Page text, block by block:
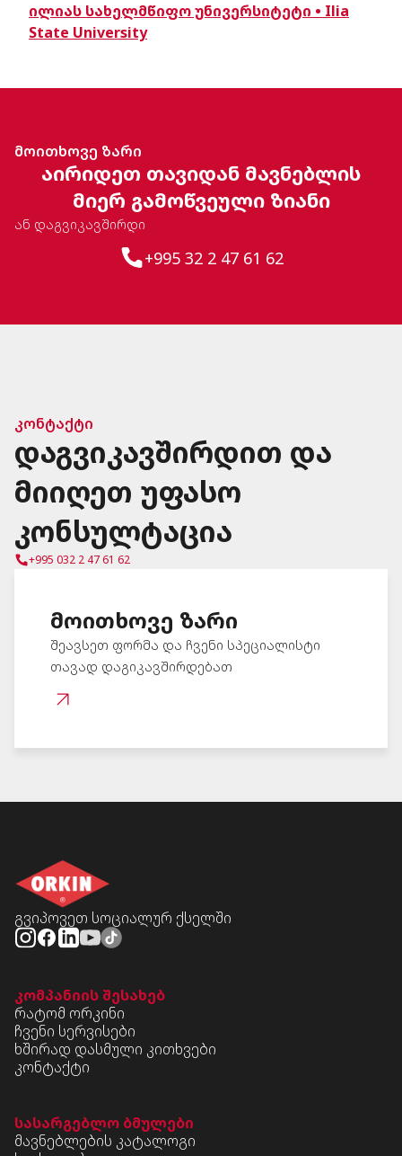
ილიას სახელმწიფო უნივერსიტეტი • Ilia
State University
მოითხოვე ზარი
აირიდეთ თავიდან მავნებლის
მიერ გამოწვეული ზიანი
ან დაგვიკავშირდი
+995 32 2 47 61 62
კონტაქტი
დაგვიკავშირდით და
მიიღეთ უფასო
კონსულტაცია
+995 032 2 47 61 62
მოითხოვე ზარი
შეავსეთ ფორმა და ჩვენი სპეციალისტი
თავად დაგიკავშირდებათ
გვიპოვეთ სოციალურ ქსელში
კომპანიის შესახებ
რატომ ორკინი
ჩვენი სერვისები
ხშირად დასმული კითხვები
კონტაქტი
სასარგებლო ბმულები
მავნებლების კატალოგი